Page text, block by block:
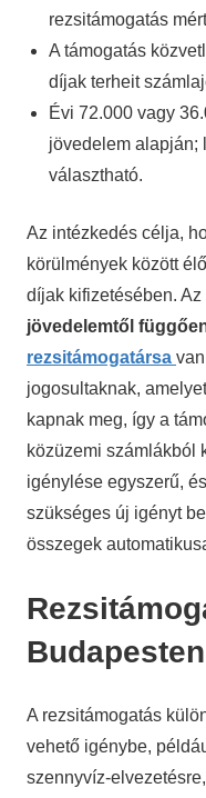
rezsitámogatás
A támogatás
díjak terheit
Évi 72.000 vagy
jövedelem alapján;
választható.
Az intézkedés célja,
körülmények között
díjak kifizetésében.
jövedelemtől
rezsitámogatársa
jogosultaknak,
kapnak meg, így a
közüzemi számlákból
igénylése egyszerű,
szükséges új igényt
összegek
A rezsitámogatás
vehető igénybe,
szennyvíz-